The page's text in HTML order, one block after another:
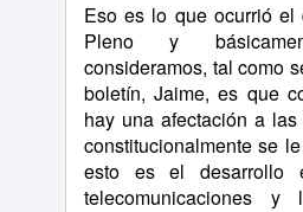
Eso es lo que ocurrió
Pleno y
consideramos, tal como
boletín, Jaime, es que
hay una afectación a
constitucionalmente se
esto es el desarrollo
telecomunicaciones y